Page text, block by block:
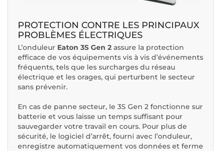
PROTECTION CONTRE LES PRINCIPAUX
PROBLÈMES ÉLECTRIQUES
L’onduleur Eaton 3S Gen 2 assure la protection
efficace de vos équipements vis à vis d’événements
fréquents, tels que les surcharges du réseau
électrique et les orages, qui perturbent le secteur
sans prévenir.
En cas de panne secteur, le 3S Gen 2 fonctionne sur
batterie et vous laisse un temps suffisant pour
sauvegarder votre travail en cours. Pour plus de
sécurité, le logiciel d’arrêt, fourni avec l’onduleur,
enregistre automatiquement vos données et ferme